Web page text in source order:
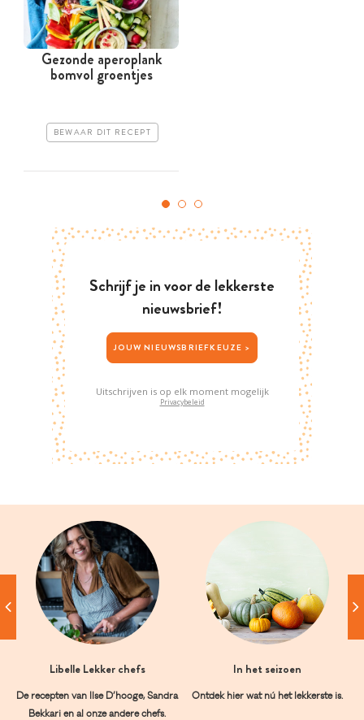
Gezonde aperoplank
bomvol groentjes
BEWAAR DIT RECEPT
Schrijf je in voor de lekkerste
nieuwsbrief!
JOUW NIEUWSBRIEFKEUZE >
Uitschrijven is op elk moment mogelijk
Privacybeleid
Libelle Lekker chefs
De recepten van Ilse D’hooge, Sandra
Bekkari en al onze andere chefs.
In het seizoen
Ontdek hier wat nú het lekkerste is.